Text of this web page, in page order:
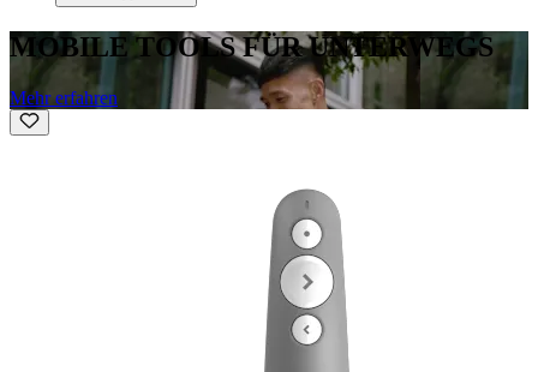
MOBILE TOOLS FÜR UNTERWEGS
Mehr erfahren